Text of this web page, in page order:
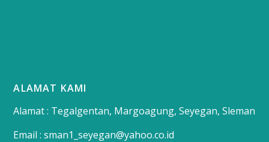
ALAMAT KAMI
Alamat : Tegalgentan, Margoagung, Seyegan, Sleman
Email : sman1_seyegan@yahoo.co.id